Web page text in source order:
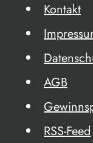
Kontakt
AGB
RSS-Feed